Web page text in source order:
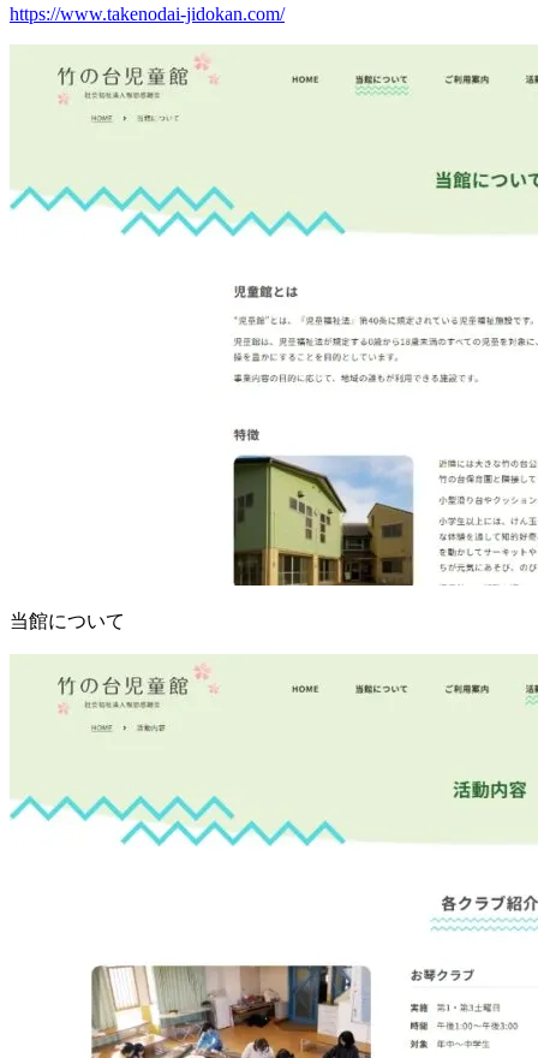
https://www.takenodai-jidokan.com/
当館について